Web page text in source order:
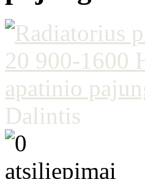
Dalintis